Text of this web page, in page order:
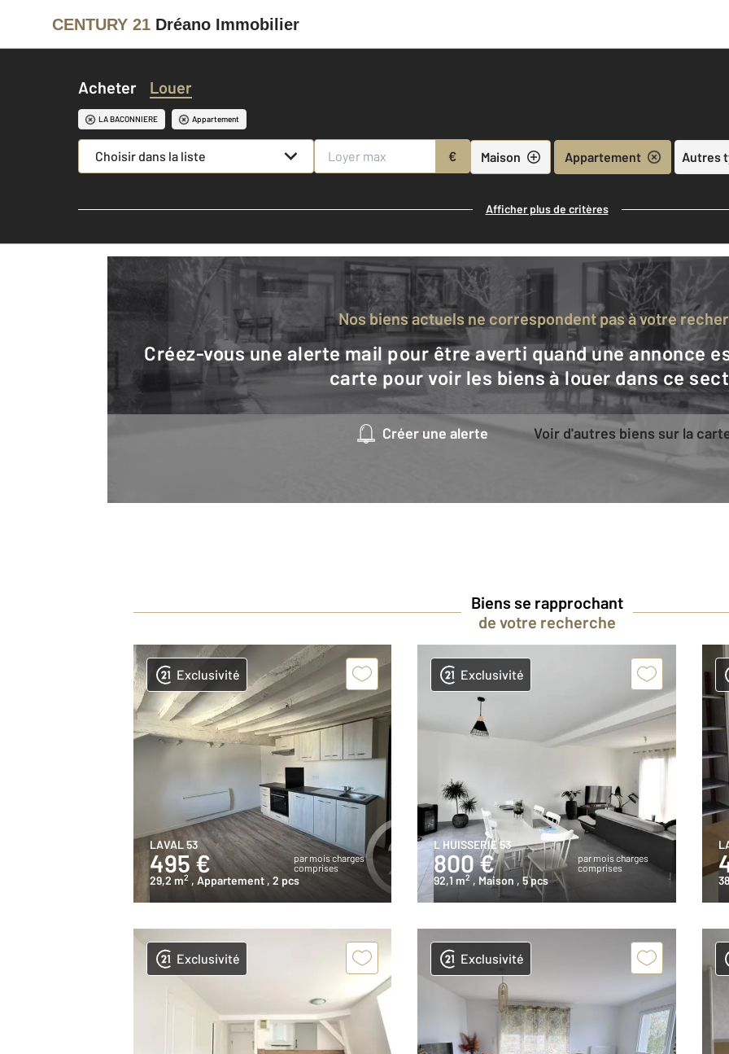
CENTURY 21 Dréano Immobilier
Acheter Louer
LA BACONNIERE Appartement
Choisir dans la liste € Maison Appartement Autres
Afficher plus de critères
Nos biens actuels ne correspondent pas à votre
Créez-vous une alerte mail pour être averti quand une annonce est en ligne et consultez la
carte pour voir les biens à louer dans ce
Créer une alerte Voir d'autres biens sur la
Biens se rapprochant
de votre recherche
Exclusivité
LAVAL 53
495 €
par mois charges
comprises
29,2 m2 , Appartement , 2 pcs
Exclusivité
L HUISSERIE 53
800 €
par mois charges
comprises
92,1 m2 , Maison , 5 pcs
Exclusivité Exclusivité